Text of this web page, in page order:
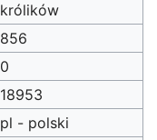
królików
856
0
18953
pl - polski